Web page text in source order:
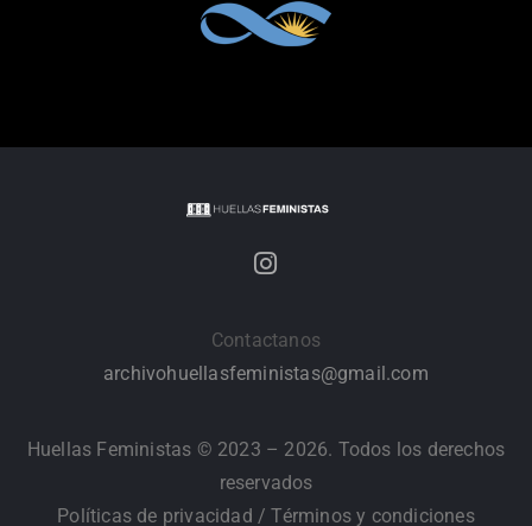
Contactanos
archivohuellasfeministas@gmail.com
Huellas Feministas © 2023 – 2026. Todos los derechos
reservados
Políticas de privacidad /Términos y condiciones